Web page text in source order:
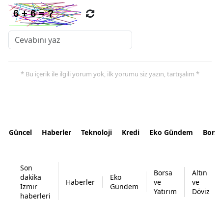
* Bu içerik ile ilgili yorum yok, ilk yorumu siz yazın, tartışalım *
Güncel Haberler Teknoloji Kredi Eko Gündem
Son
dakika
İzmir
haberleri
Haberler
Eko
Gündem
Borsa
ve
Yatırım
Altın
ve
Döviz